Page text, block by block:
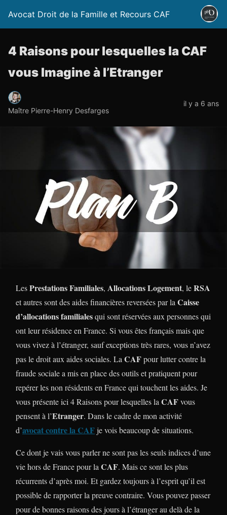
Avocat Droit de la Famille et Recours CAF
4 Raisons pour lesquelles la CAF
vous Imagine à l’Etranger
Maître Pierre-Henry Desfarges
il y a 6 ans
LesPrestations Familiales, Allocations Logement, leRSA
et autres sont des aides financières reversées par la Caisse
d’allocations familialesqui sont réservées aux personnes qui
ont leur résidence en France. Si vous êtes français mais que
vous vivez à l’étranger, sauf exceptions très rares, vous n’avez
pas le droit aux aides sociales. La CAFpour lutter contre la
fraude sociale a mis en place des outils et pratiquent pour
repérer les non résidents en France qui touchent les aides. Je
vous présente ici 4 Raisons pour lesquelles la CAFvous
pensent à l’Etranger. Dans le cadre de mon activité
d’avocat contre la CAFje vois beaucoup de situations.
Ce dont je vais vous parler ne sont pas les seuls indices d’une
vie hors de France pour la CAF. Mais ce sont les plus
récurrents d’après moi. Et gardez toujours à l’esprit qu’il est
possible de rapporter la preuve contraire. Vous pouvez passer
pour de bonnes raisons des jours à l’étranger au delà de la